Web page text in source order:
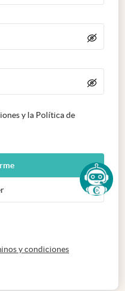
y la Política de
pestaña
y condicionesabre en nueva